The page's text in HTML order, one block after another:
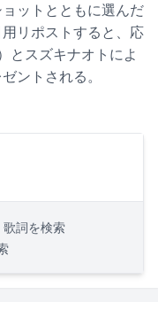
ットとともに選んだ
リポストすると、応
とスズキナオトによ
ントされる。
歌詞を検索